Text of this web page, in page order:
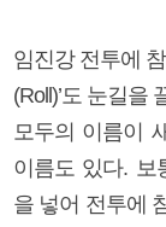
임진강 전투에
(Roll)’도 눈길을
모두의 이름이
이름도 있다. 보
을 넣어 전투에